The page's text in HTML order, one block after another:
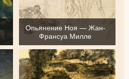
Опьянение Ноя — Жан-
Франсуа Милле